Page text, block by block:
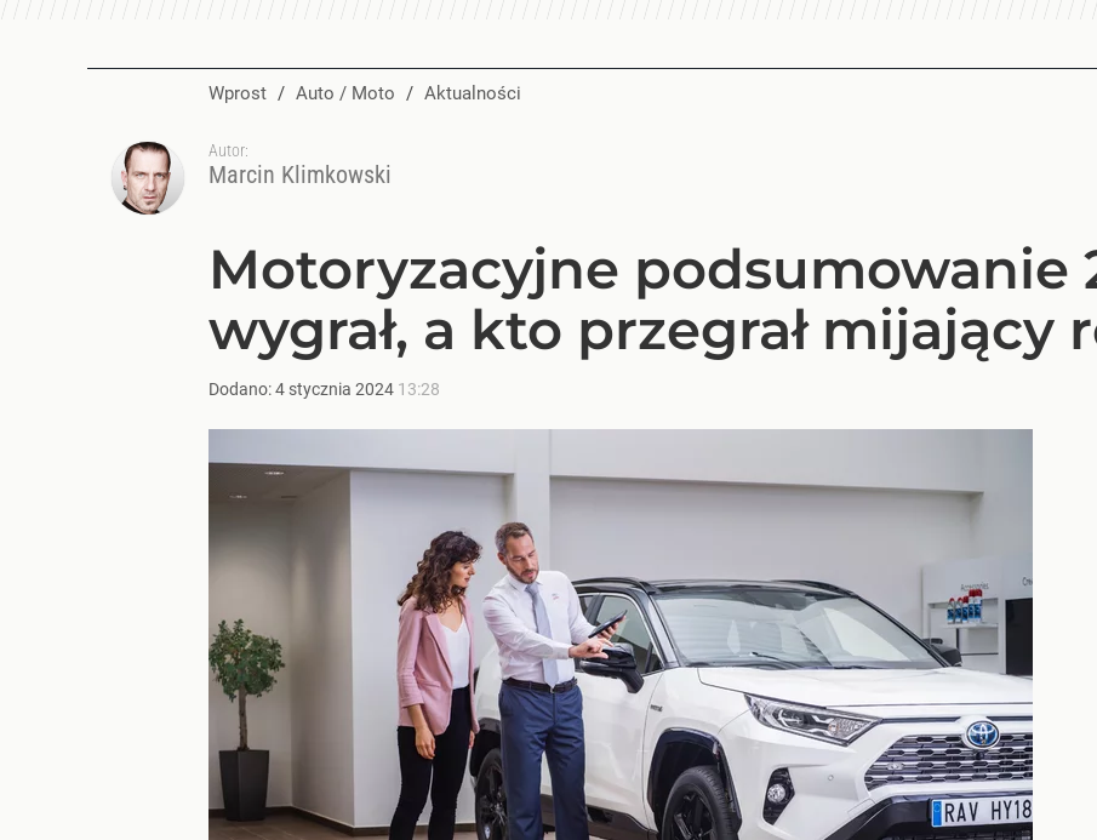
Wprost / Auto / Moto / Aktualności
Autor:
Marcin Klimkowski
Motoryzacyjne podsumowanie
wygrał, a kto przegrał mijający
Dodano:4 stycznia 2024 13:28